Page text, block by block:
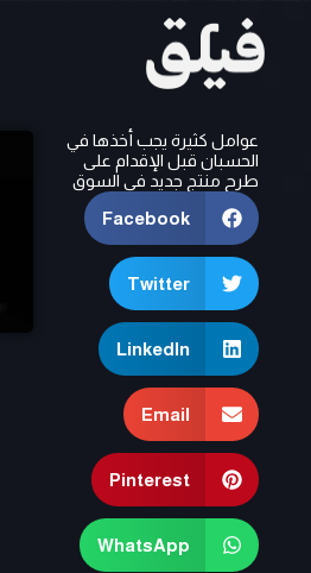
المحتوى
عوامل كثيرة يجب أخذها في
الحسبان قبل الإقدام على
طرح منتج جديد في السوق
Facebook
Twitter
LinkedIn
Email
Pinterest
WhatsApp